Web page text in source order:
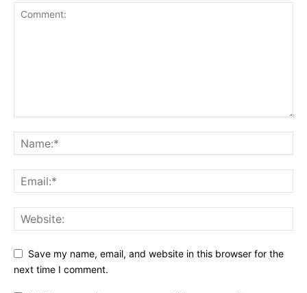
Save my name, email, and website in this browser for the
next time I comment.